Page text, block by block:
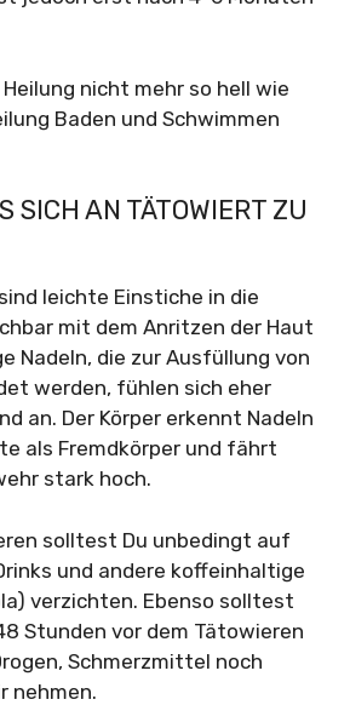
nicht mehr so hell wie
Baden und Schwimmen
SICH AN TÄTOWIERT ZU
leichte Einstiche in die
mit dem Anritzen der Haut
Nadeln, die zur Ausfüllung von
werden, fühlen sich eher
an. Der Körper erkennt Nadeln
als Fremdkörper und fährt
stark hoch.
solltest Du unbedingt auf
und andere koffeinhaltige
verzichten. Ebenso solltest
Stunden vor dem Tätowieren
Schmerzmittel noch
nehmen.